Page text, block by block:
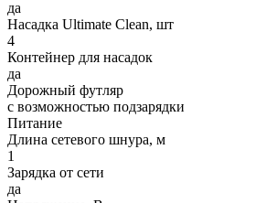
да
Насадка Ultimate Clean, шт
4
Контейнер для насадок
да
Дорожный футляр
с возможностью подзарядки
Питание
Длина сетевого шнура, м
1
Зарядка от сети
да